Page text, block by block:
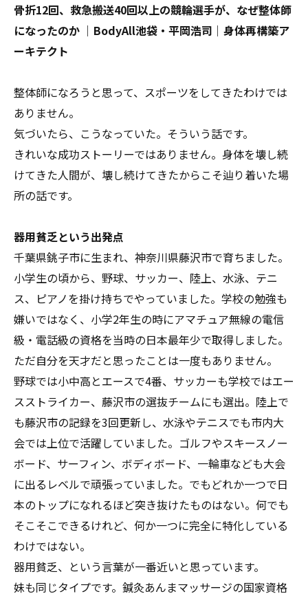
骨折12回、救急搬送40回以上の競輪選手が、なぜ整体師
になったのか ｜BodyAll池袋・平岡浩司｜身体再構築ア
ーキテクト
整体師になろうと思って、スポーツをしてきたわけでは
ありません。
気づいたら、こうなっていた。そういう話です。
きれいな成功ストーリーではありません。身体を壊し続
けてきた人間が、壊し続けてきたからこそ辿り着いた場
所の話です。
器用貧乏という出発点
千葉県銚子市に生まれ、神奈川県藤沢市で育ちました。
小学生の頃から、野球、サッカー、陸上、水泳、テニ
ス、ピアノを掛け持ちでやっていました。学校の勉強も
嫌いではなく、小学2年生の時にアマチュア無線の電信
級・電話級の資格を当時の日本最年少で取得しました。
ただ自分を天才だと思ったことは一度もありません。
野球では小中高とエースで4番、サッカーも学校ではエー
スストライカー、藤沢市の選抜チームにも選出。陸上で
も藤沢市の記録を3回更新し、水泳やテニスでも市内大
会では上位で活躍していました。ゴルフやスキースノー
ボード、サーフィン、ボディボード、一輪車なども大会
に出るレベルで頑張っていました。でもどれか一つで日
本のトップになれるほど突き抜けたものはない。何でも
そこそこできるけれど、何か一つに完全に特化している
わけではない。
器用貧乏、という言葉が一番近いと思っています。
妹も同じタイプです。鍼灸あんまマッサージの国家資格